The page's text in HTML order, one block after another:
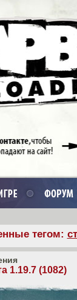
тегом:
1.19.7 (1082)